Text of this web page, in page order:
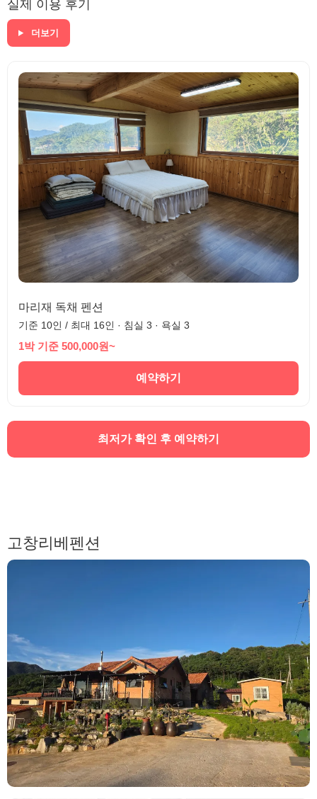
실제 이용 후기
더보기
마리재 독채 펜션
기준 10인 / 최대 16인 · 침실 3 · 욕실 3
1박 기준 500,000원~
예약하기
최저가 확인 후 예약하기
고창리베펜션